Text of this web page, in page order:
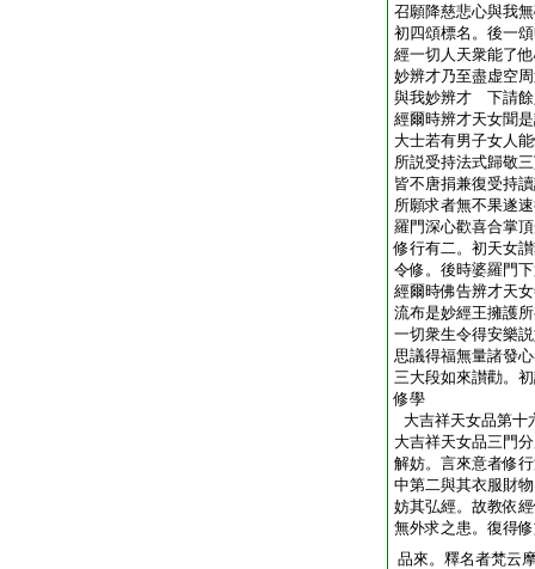
召願降慈悲心與我
初四頌標名。後一
經一切人天衆能了
妙辨才乃至盡虚空
與我妙辨才 下請餘
經爾時辨才天女聞
大士若有男子女人
所説受持法式歸敬
皆不唐捐兼復受持
所願求者無不果遂
羅門深心歡喜合掌
修行有二。初天女
令修。後時婆羅門
經爾時佛告辨才天
流布是妙經王擁護
一切衆生令得安樂
思議得福無量諸發
三大段如來讃勸。
修學
大吉祥天女品第十
大吉祥天女品三門
解妨。言來意者修
中第二與其衣服財
妨其弘經。故教依
無外求之患。復得
品來。釋名者梵云